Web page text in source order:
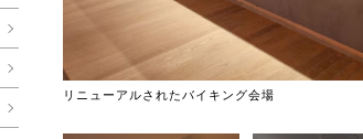
リニューアルされたバイキング会場